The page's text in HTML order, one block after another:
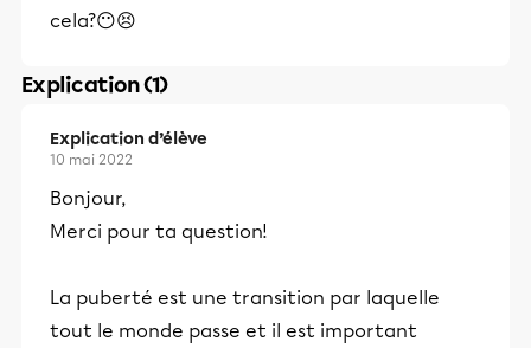
cela?😶😣
Explication (1)
Explication d’élève
10 mai 2022
Bonjour,
Merci pour ta question!
La puberté est une transition par laquelle
tout le monde passe et il est important